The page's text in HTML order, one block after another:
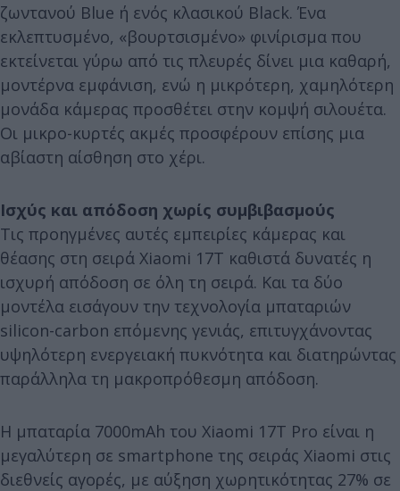
ζωντανού Blue ή ενός κλασικού Black. Ένα
εκλεπτυσμένο, «βουρτσισμένο» φινίρισμα που
εκτείνεται γύρω από τις πλευρές δίνει μια καθαρή,
μοντέρνα εμφάνιση, ενώ η μικρότερη, χαμηλότερη
μονάδα κάμερας προσθέτει στην κομψή σιλουέτα.
Οι μικρο-κυρτές ακμές προσφέρουν επίσης μια
αβίαστη αίσθηση στο χέρι.
Ισχύς και απόδοση χωρίς συμβιβασμούς
Τις προηγμένες αυτές εμπειρίες κάμερας και
θέασης στη σειρά Xiaomi 17T καθιστά δυνατές η
ισχυρή απόδοση σε όλη τη σειρά. Και τα δύο
μοντέλα εισάγουν την τεχνολογία μπαταριών
silicon-carbon επόμενης γενιάς, επιτυγχάνοντας
υψηλότερη ενεργειακή πυκνότητα και διατηρώντας
παράλληλα τη μακροπρόθεσμη απόδοση.
Η μπαταρία 7000mAh του Xiaomi 17T Pro είναι η
μεγαλύτερη σε smartphone της σειράς Xiaomi στις
διεθνείς αγορές, με αύξηση χωρητικότητας 27% σε